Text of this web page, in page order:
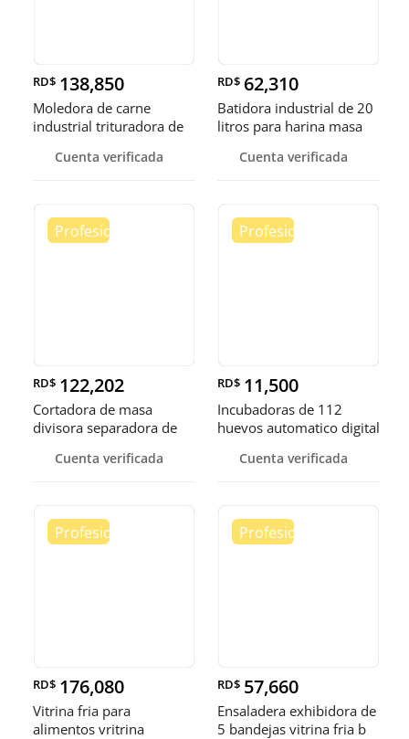
RD$ 138,850
Moledora de carne
industrial trituradora de
Cuenta verificada
RD$ 62,310
Batidora industrial de 20
litros para harina masa
Cuenta verificada
RD$ 122,202
Cortadora de masa
divisora separadora de
Cuenta verificada
RD$ 11,500
Incubadoras de 112
huevos automatico digital
Cuenta verificada
RD$ 176,080
Vitrina fria para
alimentos vritrina
RD$ 57,660
Ensaladera exhibidora de
5 bandejas vitrina fria b